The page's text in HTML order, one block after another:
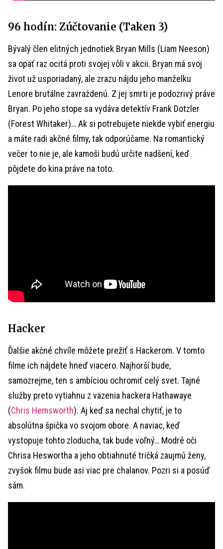
96 hodín: Zúčtovanie (Taken 3)
Bývalý člen elitných jednotiek Bryan Mills (Liam Neeson)
sa opäť raz ocitá proti svojej vôli v akcii. Bryan má svoj
život už usporiadaný, ale zrazu nájdu jeho manželku
Lenore brutálne zavraždenú. Z jej smrti je podozrivý práve
Bryan. Po jeho stope sa vydáva detektív Frank Dotzler
(Forest Whitaker)… Ak si potrebujete niekde vybiť energiu
a máte radi akčné filmy, tak odporúčame. Na romantický
večer to nie je, ale kamoši budú určite nadšení, keď
pôjdete do kina práve na toto.
Hacker
Ďalšie akčné chvíle môžete prežiť s Hackerom. V tomto
filme ich nájdete hneď viacero. Najhorší bude,
samozrejme, ten s ambíciou ochromiť celý svet. Tajné
služby preto vytiahnu z väzenia hackera Hathawaye
(Chris Hemsworth). Aj keď sa nechal chytiť, je to
absolútna špička vo svojom obore. A naviac, keď
vystopuje tohto zloducha, tak bude voľný… Modré oči
Chrisa Heswortha a jeho obtiahnuté tričká zaujmú ženy,
zvyšok filmu bude asi viac pre chalanov. Pozri si a posúď
sám.